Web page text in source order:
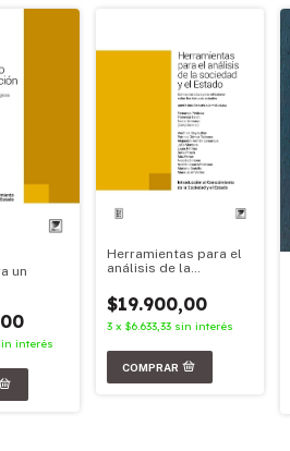
un
interés
Herramientas para el
análisis de la
Edición 2026
$19.900,00
3 x $6.633,33 sin interés